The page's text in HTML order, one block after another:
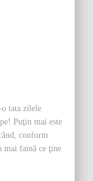
o tata zilele
Puţin mai este
conform
mai faină ce ţine